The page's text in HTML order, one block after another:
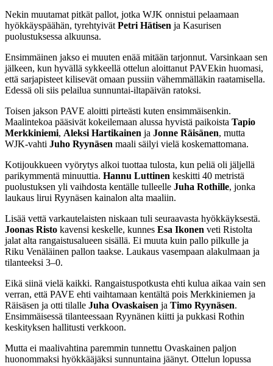
Nekin muutamat pitkät pallot, jotka WJK onnistui pelaamaan
hyökkäyspäähän, tyrehtyivät Petri Hätisen ja Kasurisen
puolustuksessa alkuunsa.
Ensimmäinen jakso ei muuten enää mitään tarjonnut. Varsinkaan sen
jälkeen, kun hyvällä sykkeellä ottelun aloittanut PAVEkin huomasi,
että sarjapisteet kilisevät omaan pussiin vähemmälläkin raatamisella.
Edessä oli siis pelailua sunnuntai-iltapäivän ratoksi.
Toisen jakson PAVE aloitti pirteästi kuten ensimmäisenkin.
Maalintekoa pääsivät kokeilemaan alussa hyvistä paikoista Tapio
Merkkiniemi, Aleksi Hartikainen ja Jonne Räisänen, mutta
WJK-vahti Juho Ryynäsen maali säilyi vielä koskemattomana.
Kotijoukkueen vyörytys alkoi tuottaa tulosta, kun peliä oli jäljellä
parikymmentä minuuttia. Hannu Luttinen keskitti 40 metristä
puolustuksen yli vaihdosta kentälle tulleelle Juha Rothille, jonka
laukaus lirui Ryynäsen kainalon alta maaliin.
Lisää vettä varkautelaisten niskaan tuli seuraavasta hyökkäyksestä.
Joonas Risto kavensi keskelle, kunnes Esa Ikonen veti Ristolta
jalat alta rangaistusalueen sisällä. Ei muuta kuin pallo pilkulle ja
Riku Venäläinen pallon taakse. Laukaus vasempaan alakulmaan ja
tilanteeksi 3–0.
Eikä siinä vielä kaikki. Rangaistuspotkusta ehti kulua aikaa vain sen
verran, että PAVE ehti vaihtamaan kentältä pois Merkkiniemen ja
Räisäsen ja otti tilalle Juha Ovaskaisen ja Timo Ryynäsen.
Ensimmäisessä tilanteessaan Ryynänen kiitti ja pukkasi Rothin
keskityksen hallitusti verkkoon.
Mutta ei maalivahtina paremmin tunnettu Ovaskainen paljon
huonommaksi hyökkääjäksi sunnuntaina jäänyt. Ottelun lopussa